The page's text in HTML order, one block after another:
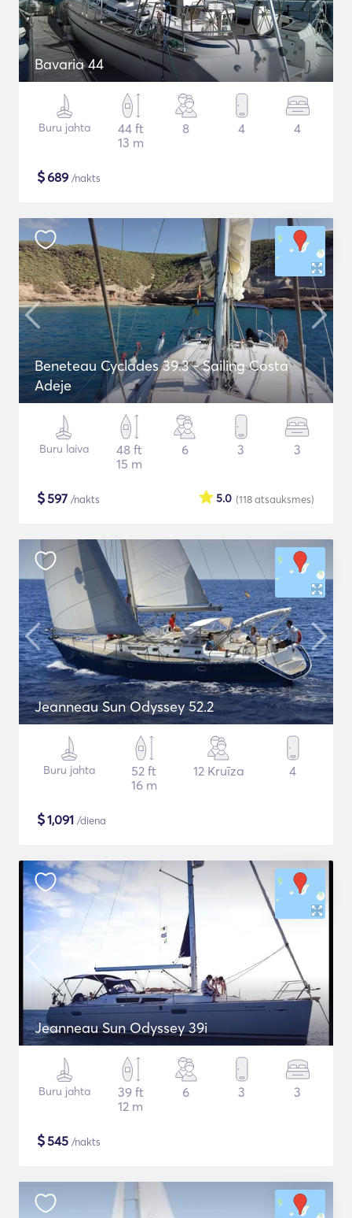
Bavaria 44
Buru jahta
44 ft
13 m
8 4 4
$689 /nakts
Beneteau Cyclades 39.3 - Sailing Costa
Adeje
Buru laiva
48 ft
15 m
6 3 3
$597 /nakts (118atsauksmes)
5.0
Jeanneau Sun Odyssey 52.2
Buru jahta
52 ft
16 m
12 Kruīza 4
$1,091 /diena
Jeanneau Sun Odyssey 39i
Buru jahta
39 ft
12 m
6 3 3
$545 /nakts